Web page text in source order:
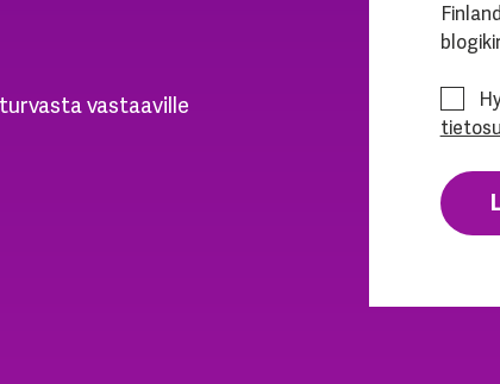
vastaaville